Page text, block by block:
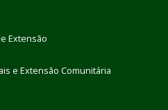
Extensão
e Extensão Comunitária